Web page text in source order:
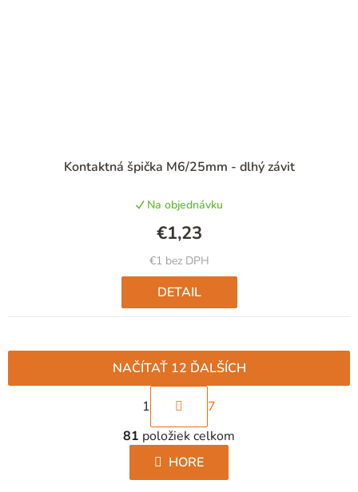
Kontaktná špička M6/25mm - dlhý závit
hodnotenie
je
5,0
z
5
hviezdičiek.
Na objednávku
€1 bez DPH
€1,23
DETAIL
O
v
l
á
NAČÍTAŤ 12 ĎALŠÍCH
S
t
r
á
n
1
7
81 položiek celkom
HORE